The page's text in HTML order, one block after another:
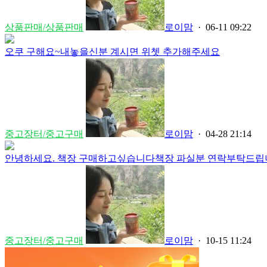
상품판매/상품판매 로이맘 · 06-11 09:22
오쿠 구해요~내놓을신분 계시면 위쳇 추가해주세요
중고장터/중고구매 로이맘 · 04-28 21:14
안녕하세요. 책장 구매하고싶습니다책장 파실분 연락부탁드립
중고장터/중고구매 로이맘 · 10-15 11:24